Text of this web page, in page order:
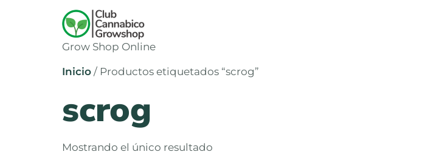
Grow Shop Online
Inicio / Productos etiquetados “scrog”
scrog
Mostrando el único resultado